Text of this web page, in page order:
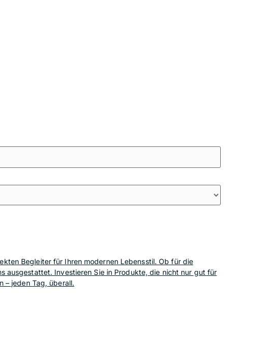
Begleiter für Ihren modernen Lebensstil. Ob für die
ausgestattet. Investieren Sie in Produkte, die nicht nur gut für
– jeden Tag, überall.